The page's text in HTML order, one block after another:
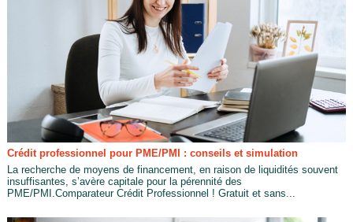
Crédit professionnel pour PME/PMI : conseils et simulation
La recherche de moyens de financement, en raison de liquidités souvent
insuffisantes, s’avère capitale pour la pérennité des
PME/PMI.Comparateur Crédit Professionnel ! Gratuit et sans...